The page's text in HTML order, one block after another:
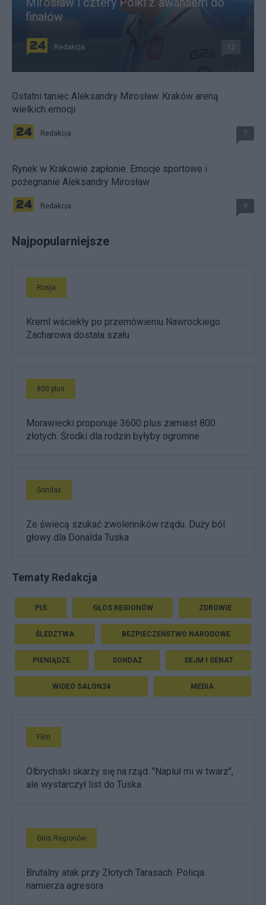
finałów
Redakcja 12
Ostatni taniec Aleksandry Mirosław. Kraków areną
wielkich emocji
Redakcja 7
Rynek w Krakowie zapłonie. Emocje sportowe i
pożegnanie Aleksandry Mirosław
Redakcja 9
Najpopularniejsze
Rosja
Kreml wściekły po przemówieniu Nawrockiego.
Zacharowa dostała szału
800 plus
Morawiecki proponuje 3600 plus zamiast 800
złotych. Środki dla rodzin byłyby ogromne
Sondaż
Ze świecą szukać zwolenników rządu. Duży ból
głowy dla Donalda Tuska
Tematy Redakcja
PIS GŁOS REGIONÓW ZDROWIE
ŚLEDZTWA BEZPIECZEŃSTWO NARODOWE
PIENIĄDZE SONDAŻ SEJM I SENAT
WIDEO SALON24 MEDIA
Film
Olbrychski skarży się na rząd. "Napluł mi w twarz",
ale wystarczył list do Tuska
Głos Regionów
Brutalny atak przy Złotych Tarasach. Policja
namierza agresora